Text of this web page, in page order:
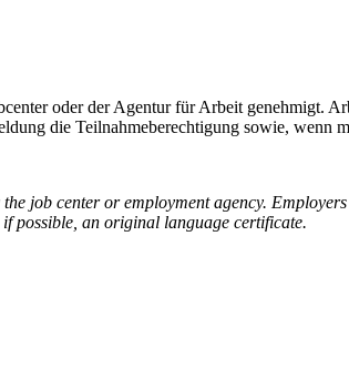
oder der Agentur für Arbeit genehmigt.
die Teilnahmeberechtigung sowie, wenn
job center or employment agency.
possible, an original language certificate.